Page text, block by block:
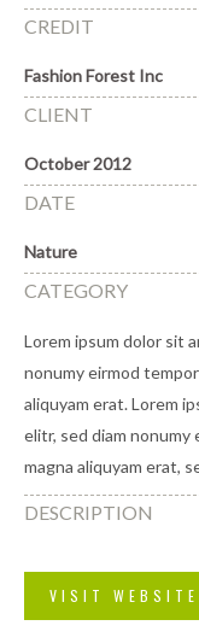
CREDIT
Fashion Forest Inc
CLIENT
October 2012
DATE
Nature
CATEGORY
Lorem ipsum dolor sit
nonumy eirmod
aliquyam erat. Lorem
elitr, sed diam
magna aliquyam erat,
DESCRIPTION
VISIT WEBSITE